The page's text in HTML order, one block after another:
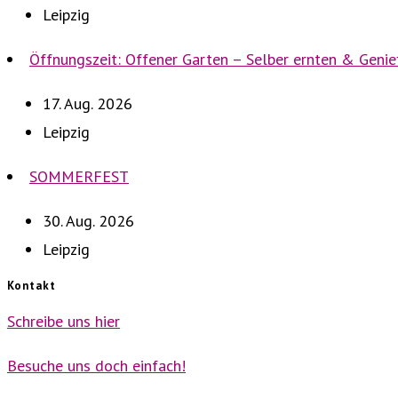
Leipzig
Öffnungszeit: Offener Garten – Selber ernten &
17. Aug. 2026
Leipzig
SOMMERFEST
30. Aug. 2026
Leipzig
Kontakt
Schreibe uns hier
Besuche uns doch einfach!